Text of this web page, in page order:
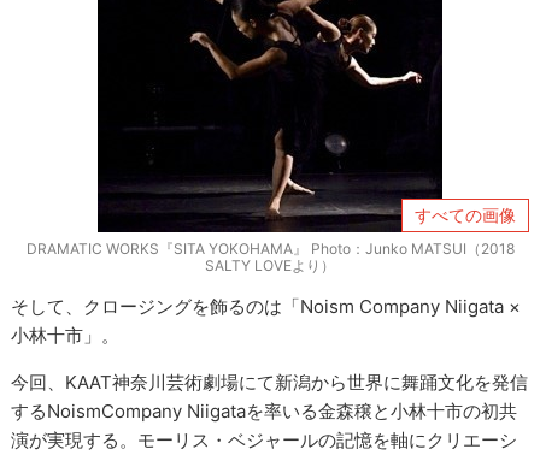
すべての画像
DRAMATIC WORKS『SITA YOKOHAMA』 Photo：Junko MATSUI（2018
SALTY LOVEより）
そして、クロージングを飾るのは「Noism Company Niigata ×
小林十市」。
今回、KAAT神奈川芸術劇場にて新潟から世界に舞踊文化を発信
するNoismCompany Niigataを率いる金森穣と小林十市の初共
演が実現する。モーリス・ベジャールの記憶を軸にクリエーシ